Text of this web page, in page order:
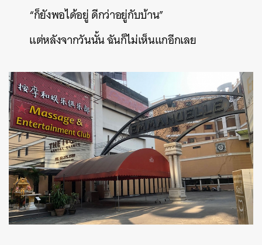
“ก็ยังพอได้อยู่ ดีกว่าอยู่กับบ้าน”
แต่หลังจากวันนั้น ฉันก็ไม่เห็นแกอีกเลย